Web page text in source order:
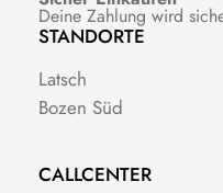
Deine Zahlung wird
STANDORTE
Latsch
Bozen Süd
CALLCENTER